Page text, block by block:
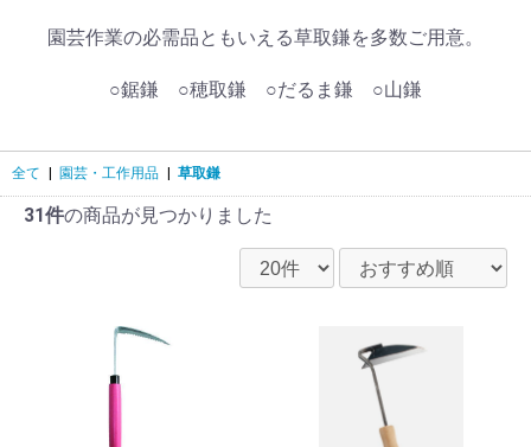
園芸作業の必需品ともいえる草取鎌を多数ご用意。
○鋸鎌 ○穂取鎌 ○だるま鎌 ○山鎌
全て 園芸・工作用品 草取鎌
31件の商品が見つかりました